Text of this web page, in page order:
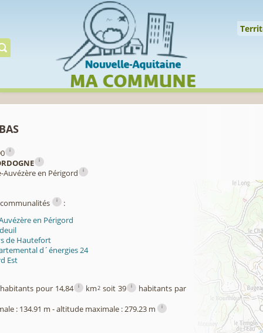
Gérer préserver
i
i
Auvézère en Périgord i
i
:
en Périgord
de Hautefort
d´énergies 24
Est
pour 14,84 i km2 soit 39 i habitants par
: 134.91 m - altitude maximale : 279.23 m i
Cookies management panel